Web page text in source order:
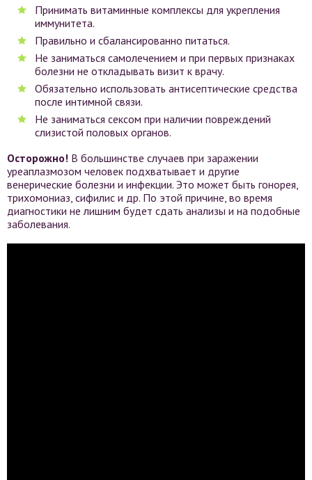
Принимать витаминные комплексы для укрепления
иммунитета.
Правильно и сбалансированно питаться.
Не заниматься самолечением и при первых признаках
болезни не откладывать визит к врачу.
Обязательно использовать антисептические средства
после интимной связи.
Не заниматься сексом при наличии повреждений
слизистой половых органов.
Осторожно! В большинстве случаев при заражении
уреаплазмозом человек подхватывает и другие
венерические болезни и инфекции. Это может быть гонорея,
трихомониаз, сифилис и др. По этой причине, во время
диагностики не лишним будет сдать анализы и на подобные
заболевания.